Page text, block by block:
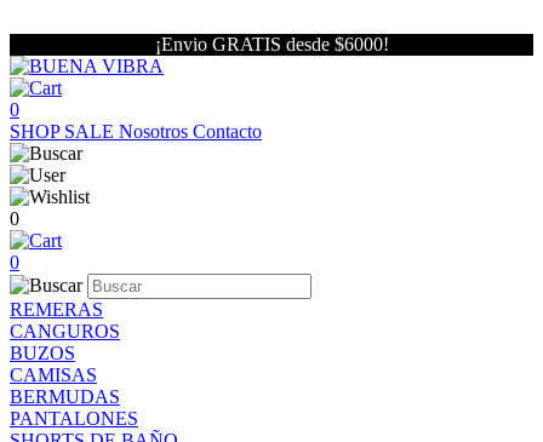
¡Envio GRATIS desde $6000!
0
SHOP SALE Nosotros Contacto
0
0
REMERAS
CANGUROS
BUZOS
CAMISAS
BERMUDAS
PANTALONES